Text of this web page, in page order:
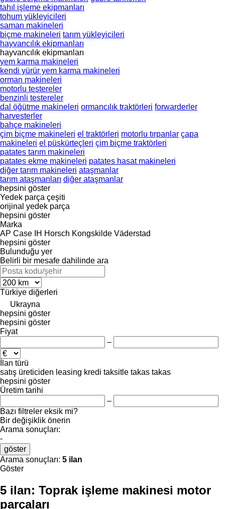
tahıl işleme ekipmanları
tohum yükleyicileri
saman makineleri
biçme makineleri tarım yükleyicileri
hayvancılık ekipmanları
hayvancılık ekipmanları
yem karma makineleri
kendi yürür yem karma makineleri
orman makineleri
motorlu testereler
benzinli testereler
dal öğütme makineleri ormancılık traktörleri forwarderler
harvesterler
bahçe makineleri
çim biçme makineleri el traktörleri motorlu tırpanlar çapa
makineleri el püskürteçleri çim biçme traktörleri
patates tarım makineleri
patates ekme makineleri patates hasat makineleri
diğer tarım makineleri ataşmanlar
tarım ataşmanları diğer ataşmanlar
hepsini göster
Yedek parça çeşiti
orijinal yedek parça
hepsini göster
Marka
AP Case IH Horsch Kongskilde Väderstad
hepsini göster
Bulunduğu yer
Belirli bir mesafe dahilinde ara
Türkiye diğerleri
Ukrayna
hepsini göster
hepsini göster
Fiyat
–
İlan türü
satış üreticiden leasing kredi taksitle takas takas
hepsini göster
Üretim tarihi
–
Bazı filtreler eksik mi?
Bir değişiklik önerin
Arama sonuçları:
-
göster
Arama sonuçları: 5 ilan
Göster
5 ilan: Toprak işleme makinesi motor
parçaları